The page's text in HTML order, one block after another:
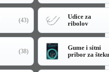
(43)
Udice za
ribolov
(38)
Gume i sitni
pribor za šteku